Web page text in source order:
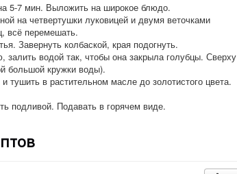
5-7 мин. Выложить на широкое блюдо.
на четвертушки луковицей и двумя веточками
всё перемешать.
Завернуть колбаской, края подогнуть.
водой так, чтобы она закрыла голубцы. Сверху
большой кружки воды).
тушить в растительном масле до золотистого цвета.
подливой. Подавать в горячем виде.